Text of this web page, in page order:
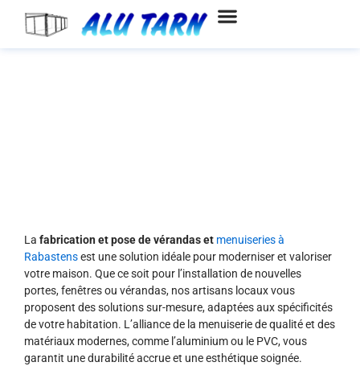
La fabrication et pose de vérandas et menuiseries à
Rabastensest une solution idéale pour moderniser et valoriser
votre maison. Que ce soit pour l’installation de nouvelles
portes, fenêtres ou vérandas, nos artisans locaux vous
proposent des solutions sur-mesure, adaptées aux spécificités
de votre habitation. L’alliance de la menuiserie de qualité et des
matériaux modernes, comme l’aluminium ou le PVC, vous
garantit une durabilité accrue et une esthétique soignée.